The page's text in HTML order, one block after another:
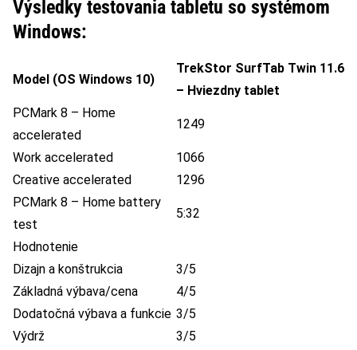
Výsledky testovania tabletu so systémom
Windows:
Model (OS Windows 10)
TrekStor SurfTab Twin 11.6
– Hviezdny tablet
PCMark 8 – Home
accelerated
1249
Work accelerated
1066
Creative accelerated
1296
PCMark 8 – Home battery
test
5:32
Hodnotenie
Dizajn a konštrukcia
3/5
Základná výbava/cena
4/5
Dodatočná výbava a funkcie 3/5
Výdrž
3/5